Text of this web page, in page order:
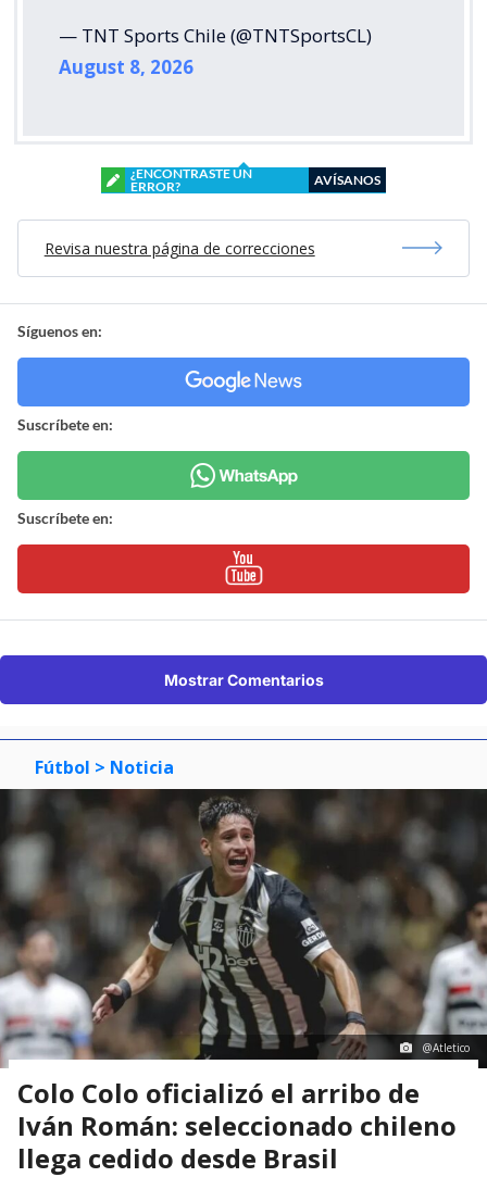
— TNT Sports Chile (@TNTSportsCL)
August 8, 2026
¿ENCONTRASTE UN
ERROR?
AVÍSANOS
Revisa nuestra página de correcciones
Síguenos en:
Suscríbete en:
Suscríbete en:
Mostrar Comentarios
Fútbol > Noticia
@Atletico
Colo Colo oficializó el arribo de
Iván Román: seleccionado chileno
llega cedido desde Brasil